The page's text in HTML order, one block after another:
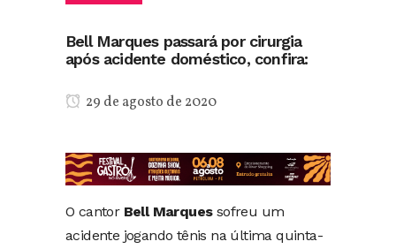
Bell Marques passará por cirurgia
após acidente doméstico, confira:
29 de agosto de 2020
O cantor Bell Marquessofreu um
acidente jogando tênis na última quinta-